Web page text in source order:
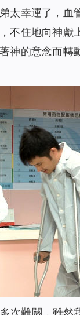
太幸運了，血
不住地向神獻
神的意念而轉
次難關，雖